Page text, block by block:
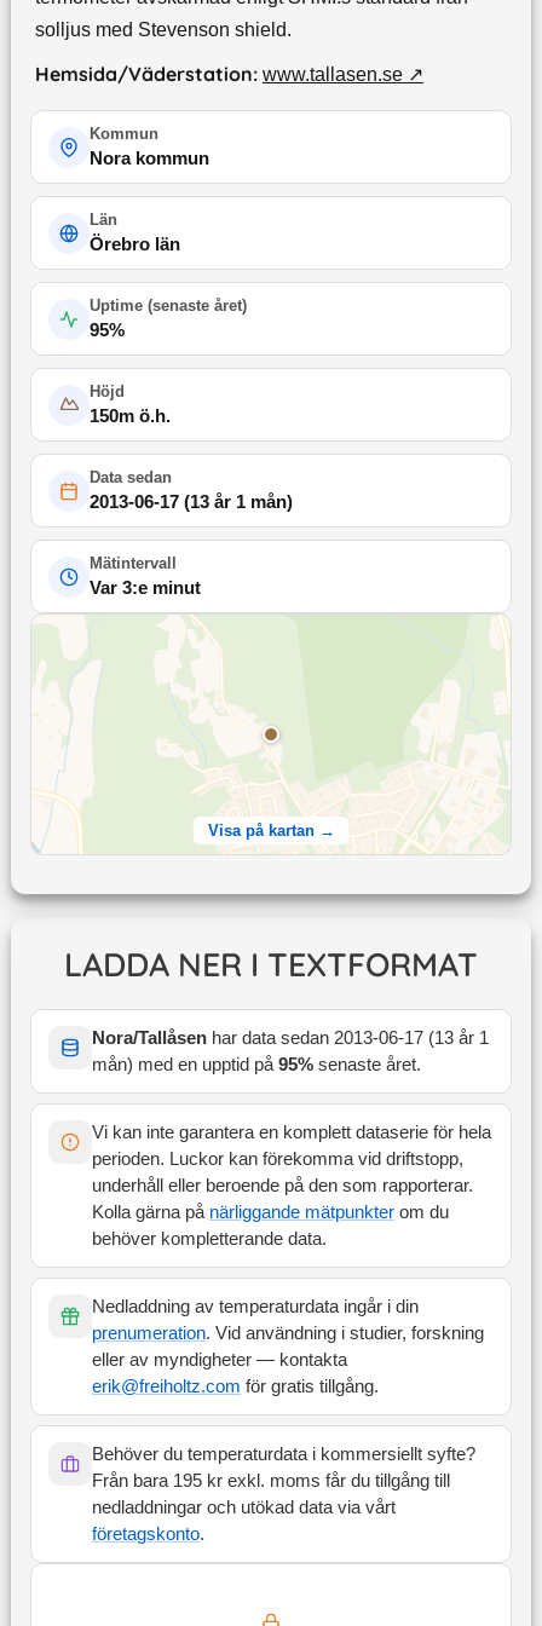
solljus med Stevenson shield.
Hemsida/Väderstation: www.tallasen.se↗
Kommun
Nora kommun
Län
Örebro län
Uptime (senaste året)
95%
Höjd
150m ö.h.
Data sedan
2013-06-17(13 år 1 mån)
Mätintervall
Var 3:e minut
Visa på kartan →
LADDA NER I TEXTFORMAT
Nora/Tallåsenhar data sedan 2013-06-17(13 år 1
mån) med en upptid på95% senaste året.
Vi kan inte garantera en komplett dataserie för hela
perioden. Luckor kan förekomma vid driftstopp,
underhåll eller beroende på den som rapporterar.
Kolla gärna på närliggande mätpunkterom du
behöver kompletterande data.
Nedladdning av temperaturdata ingår i din
prenumeration. Vid användning i studier, forskning
eller av myndigheter — kontakta
erik@freiholtz.com för gratis tillgång.
Behöver du temperaturdata i kommersiellt syfte?
Från bara 195 kr exkl. moms får du tillgång till
nedladdningar och utökad data via vårt
företagskonto.